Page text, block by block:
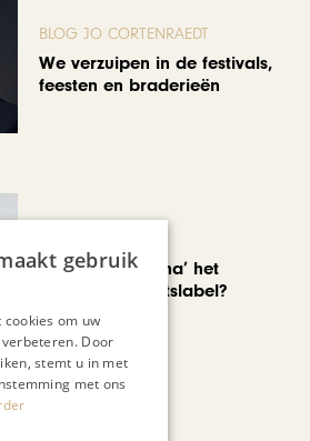
BLOG JO CORTENRAEDT
We verzuipen in de festivals,
feesten en braderieën
Is ‘Made in China’ het
nieuwe kwaliteitslabel?
gebruik
om uw
Door
stemt u in met
met ons